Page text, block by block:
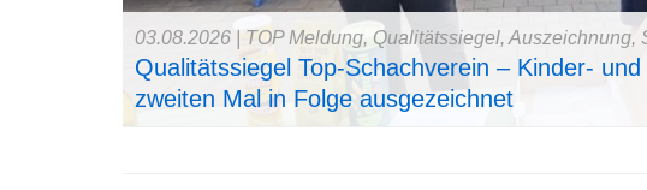
03.08.2026 | TOP Meldung, Qualitätssiegel, Auszeichnung,
Qualitätssiegel Top-Schachverein – Kinder-
zweiten Mal in Folge ausgezeichnet